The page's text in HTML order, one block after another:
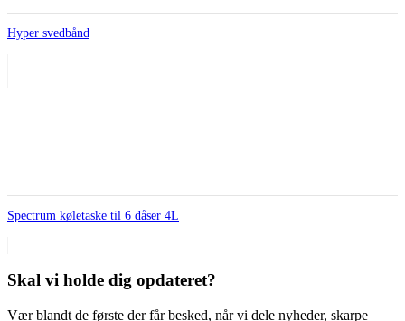
Hyper svedbånd
Spectrum køletaske til 6 dåser 4L
Skal vi holde dig opdateret?
Vær blandt de første der får besked, når vi dele nyheder, skarpe